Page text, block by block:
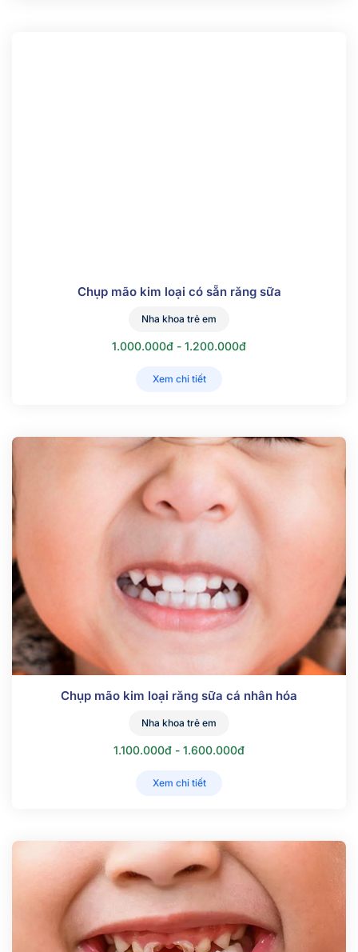
Chụp mão kim loại có sẵn răng sữa
Nha khoa trẻ em
1.000.000đ - 1.200.000đ
Xem chi tiết
Chụp mão kim loại răng sữa cá nhân hóa
Nha khoa trẻ em
1.100.000đ - 1.600.000đ
Xem chi tiết